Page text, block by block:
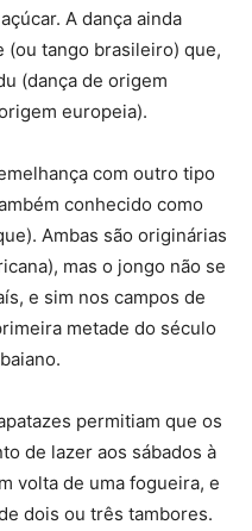
A dança ainda
(ou tango brasileiro) que,
(dança de origem
europeia).
com outro tipo
conhecido como
Ambas são originárias
mas o jongo não se
e sim nos campos de
metade do século
permitiam que os
de lazer aos sábados à
volta de uma fogueira, e
dois ou três tambores.